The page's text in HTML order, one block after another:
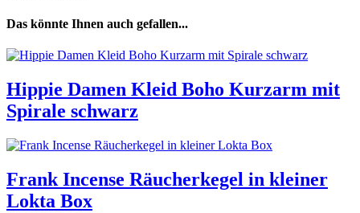
Das könnte Ihnen auch gefallen...
Hippie Damen Kleid Boho Kurzarm mit
Spirale schwarz
Frank Incense Räucherkegel in kleiner
Lokta Box